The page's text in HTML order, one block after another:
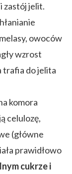
zastój jelit.
owoców
wzrost
trafia do jelita
komora
celulozę,
(główne
prawidłowo
cukrze i